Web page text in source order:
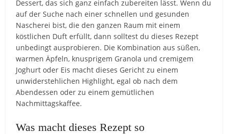
Dessert, das sich ganz einfach zubereiten lässt. Wenn du
auf der Suche nach einer schnellen und gesunden
Nascherei bist, die den ganzen Raum mit einem
köstlichen Duft erfüllt, dann solltest du dieses Rezept
unbedingt ausprobieren. Die Kombination aus süßen,
warmen Äpfeln, knusprigem Granola und cremigem
Joghurt oder Eis macht dieses Gericht zu einem
unwiderstehlichen Highlight, egal ob nach dem
Abendessen oder zu einem gemütlichen
Nachmittagskaffee.
Was macht dieses Rezept so